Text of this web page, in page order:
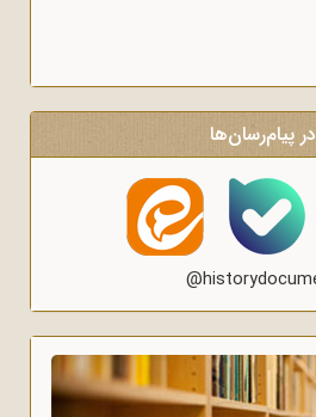
پیام‌رسان‌ها